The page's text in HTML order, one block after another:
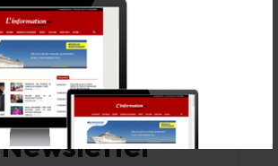
Newsletter